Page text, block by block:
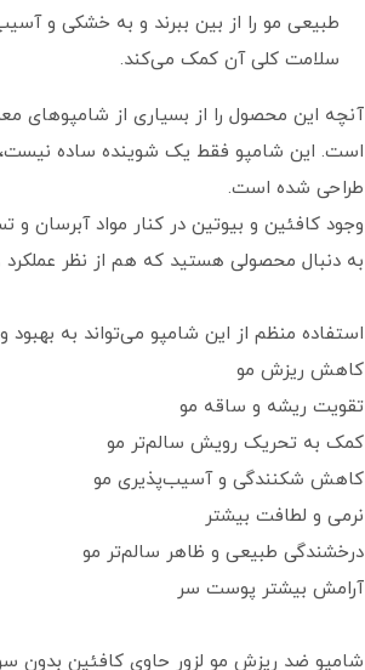
طبیعی مو را از بین ببرند و به خشکی و
سلامت کلی آن کمک می‌کند.
آنچه این محصول را از بسیاری از شامپوهای
است. این شامپو فقط یک شوینده ساده نیست،
طراحی شده است.
وجود کافئین و بیوتین در کنار مواد
به‌ دنبال محصولی هستید که هم از نظر عملکرد
استفاده منظم از این شامپو می‌تواند به
کاهش ریزش مو
تقویت ریشه و ساقه مو
کمک به تحریک رویش سالم‌تر مو
کاهش شکنندگی و آسیب‌پذیری مو
نرمی و لطافت بیشتر
درخشندگی طبیعی و ظاهر سالم‌تر مو
آرامش بیشتر پوست سر